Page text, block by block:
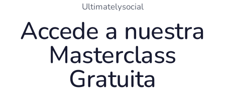
Ultimatelysocial
Accede a nuestra
Masterclass
Gratuita